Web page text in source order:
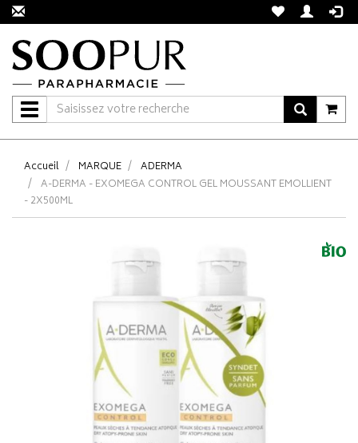
Navigation
Accueil MARQUE
ADERMA
A-DERMA - EXOMEGA CONTROL GEL MOUSSANT EMOLLIENT
- 2X500ML